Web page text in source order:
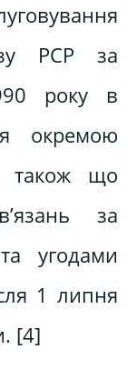
РСР за
року в
окремою
також що
за
угодами
1 липня
[4]